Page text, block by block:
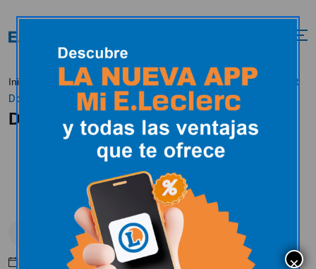
Inicio Tendencias Uncategorized
Día mundial del Hot
Dog
Día mundial del Hot Dog
Uncategorized
Abril 24, 2026